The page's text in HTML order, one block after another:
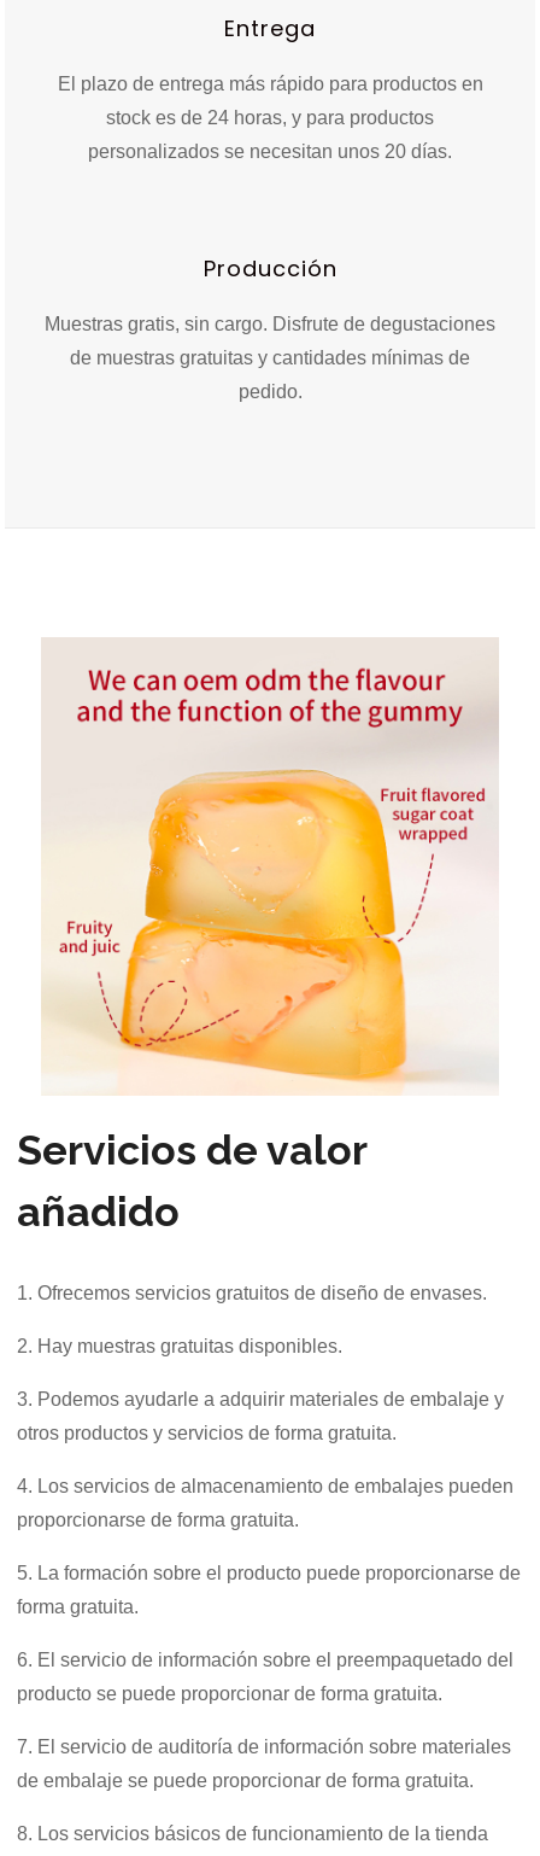
Entrega
El plazo de entrega más rápido para productos en
stock es de 24 horas, y para productos
personalizados se necesitan unos 20 días.
Producción
Muestras gratis, sin cargo. Disfrute de degustaciones
de muestras gratuitas y cantidades mínimas de
pedido.
Servicios de valor
añadido
1. Ofrecemos servicios gratuitos de diseño de envases.
2. Hay muestras gratuitas disponibles.
3. Podemos ayudarle a adquirir materiales de embalaje y
otros productos y servicios de forma gratuita.
4. Los servicios de almacenamiento de embalajes pueden
proporcionarse de forma gratuita.
5. La formación sobre el producto puede proporcionarse de
forma gratuita.
6. El servicio de información sobre el preempaquetado del
producto se puede proporcionar de forma gratuita.
7. El servicio de auditoría de información sobre materiales
de embalaje se puede proporcionar de forma gratuita.
8. Los servicios básicos de funcionamiento de la tienda